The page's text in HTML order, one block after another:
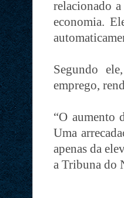
relacionado
economia.
Segundo
emprego,
“O aumento
Uma
apenas da
a Tribuna do